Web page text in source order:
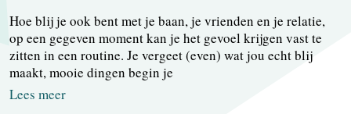
Hoe blij je ook bent met je baan, je vrienden en je relatie,
op een gegeven moment kan je het gevoel krijgen vast te
zitten in een routine. Je vergeet (even) wat jou echt blij
maakt, mooie dingen begin je
Lees meer